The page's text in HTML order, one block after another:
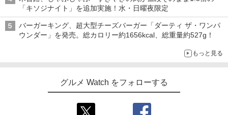
「キソジナイト」を追加実施！水・日曜夜限定
バーガーキング、超大型チーズバーガー「ダーティ ザ・ワンパ
ウンダー」を発売。総カロリー約1656kcal、総重量約527g！
もっと見る
グルメ Watch をフォローする